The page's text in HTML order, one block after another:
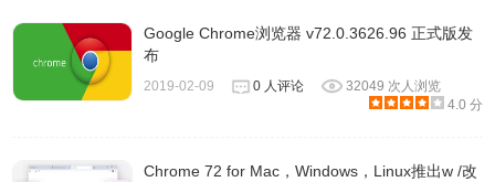
892jH1fG88zAOg_78.0.3904.97/
http://redirector.gvt1.com/edgedl/release2/chrome/Z4qsd_C-
892jH1fG88zAOg_78.0.3904.97/
Google Chrome浏览器 v72.0.3626.96 正式版发
布
2019-02-09 0 人评论
32049 次人浏览
4.0 分
Chrome 72 for Mac，Windows，Linux推出w /改